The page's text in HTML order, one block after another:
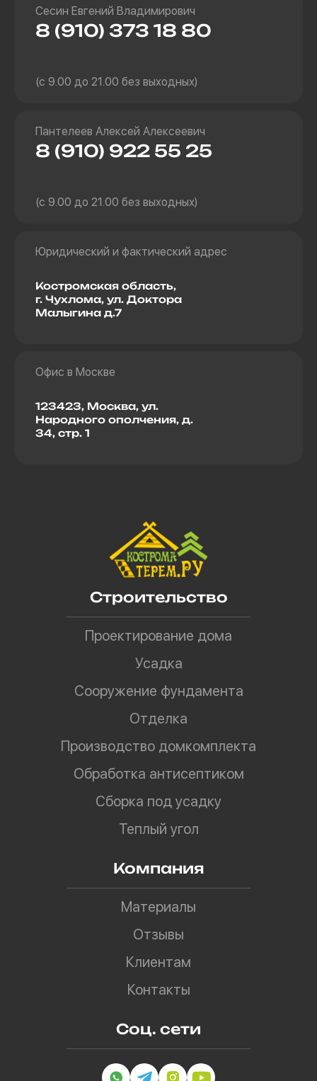
Сесин Евгений Владимирович
8 (910) 373 18 80
(с 9.00 до 21.00 без выходных)
Пантелеев Алексей Алексеевич
8 (910) 922 55 25
(с 9.00 до 21.00 без выходных)
Юридический и фактический адрес
Костромская область,
г. Чухлома, ул. Доктора
Малыгина д.7
Офис в Москве
123423, Москва, ул.
Народного ополчения, д.
34, стр. 1
Строительство
Проектирование дома
Усадка
Сооружение фундамента
Отделка
Производство домкомплекта
Обработка антисептиком
Сборка под усадку
Теплый угол
Компания
Материалы
Отзывы
Клиентам
Контакты
Соц. сети